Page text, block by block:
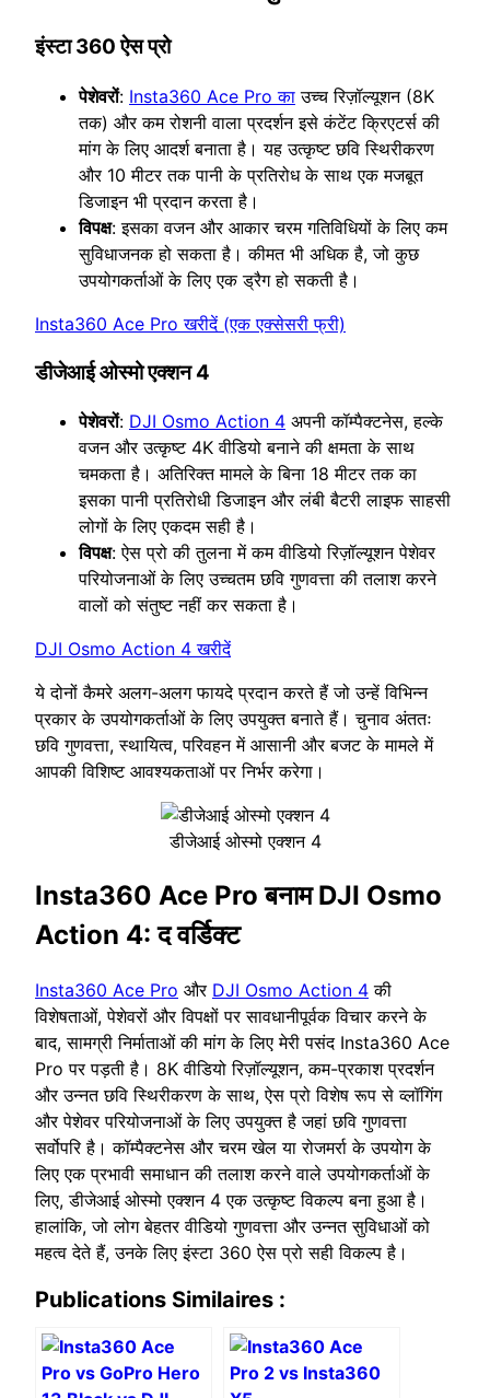
इंस्टा 360 ऐस प्रो
पेशेवरों: Insta360 Ace Pro का उच्च रिज़ॉल्यूशन (8K
तक) और कम रोशनी वाला प्रदर्शन इसे कंटेंट क्रिएटर्स की
मांग के लिए आदर्श बनाता है। यह उत्कृष्ट छवि स्थिरीकरण
और 10 मीटर तक पानी के प्रतिरोध के साथ एक मजबूत
डिजाइन भी प्रदान करता है।
विपक्ष: इसका वजन और आकार चरम गतिविधियों के लिए कम
सुविधाजनक हो सकता है। कीमत भी अधिक है, जो कुछ
उपयोगकर्ताओं के लिए एक ड्रैग हो सकती है।
Insta360 Ace Pro खरीदें (एक एक्सेसरी फ्री)
डीजेआई ओस्मो एक्शन 4
पेशेवरों: DJI Osmo Action 4 अपनी कॉम्पैक्टनेस, हल्के
वजन और उत्कृष्ट 4K वीडियो बनाने की क्षमता के साथ
चमकता है। अतिरिक्त मामले के बिना 18 मीटर तक का
इसका पानी प्रतिरोधी डिजाइन और लंबी बैटरी लाइफ साहसी
लोगों के लिए एकदम सही है।
विपक्ष: ऐस प्रो की तुलना में कम वीडियो रिज़ॉल्यूशन पेशेवर
परियोजनाओं के लिए उच्चतम छवि गुणवत्ता की तलाश करने
वालों को संतुष्ट नहीं कर सकता है।
DJI Osmo Action 4 खरीदें
ये दोनों कैमरे अलग-अलग फायदे प्रदान करते हैं जो उन्हें विभिन्न
प्रकार के उपयोगकर्ताओं के लिए उपयुक्त बनाते हैं। चुनाव अंततः
छवि गुणवत्ता, स्थायित्व, परिवहन में आसानी और बजट के मामले में
आपकी विशिष्ट आवश्यकताओं पर निर्भर करेगा।
डीजेआई ओस्मो एक्शन 4
Insta360 Ace Pro बनाम DJI Osmo
Action 4: द वर्डिक्ट
Insta360 Ace Pro और DJI Osmo Action 4 की
विशेषताओं, पेशेवरों और विपक्षों पर सावधानीपूर्वक विचार करने के
बाद, सामग्री निर्माताओं की मांग के लिए मेरी पसंद Insta360 Ace
Pro पर पड़ती है। 8K वीडियो रिज़ॉल्यूशन, कम-प्रकाश प्रदर्शन
और उन्नत छवि स्थिरीकरण के साथ, ऐस प्रो विशेष रूप से व्लॉगिंग
और पेशेवर परियोजनाओं के लिए उपयुक्त है जहां छवि गुणवत्ता
सर्वोपरि है। कॉम्पैक्टनेस और चरम खेल या रोजमर्रा के उपयोग के
लिए एक प्रभावी समाधान की तलाश करने वाले उपयोगकर्ताओं के
लिए, डीजेआई ओस्मो एक्शन 4 एक उत्कृष्ट विकल्प बना हुआ है।
हालांकि, जो लोग बेहतर वीडियो गुणवत्ता और उन्नत सुविधाओं को
महत्व देते हैं, उनके लिए इंस्टा 360 ऐस प्रो सही विकल्प है।
Publications Similaires :